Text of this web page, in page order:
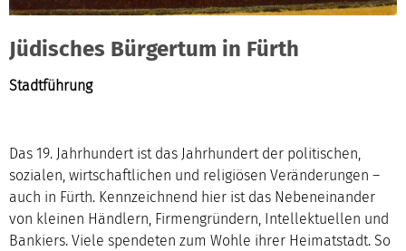
Jüdisches Bürgertum in Fürth
Stadtführung
Das 19. Jahrhundert ist das Jahrhundert der politischen,
sozialen, wirtschaftlichen und religiösen Veränderungen –
auch in Fürth. Kennzeichnend hier ist das Nebeneinander
von kleinen Händlern, Firmengründern, Intellektuellen und
Bankiers. Viele spendeten zum Wohle ihrer Heimatstadt. So